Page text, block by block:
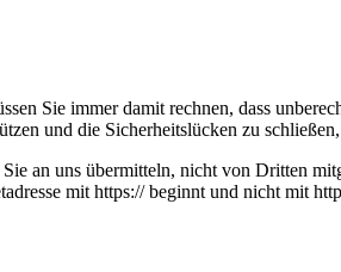
Sie immer damit rechnen, dass
und die Sicherheitslücken zu
an uns übermitteln, nicht von Dritten
mit https:// beginnt und nicht mit